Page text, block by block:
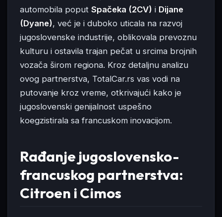
automobila poput Spačeka (2CV) i Dijane
(Dyane), već je i duboko uticala na razvoj
jugoslovenske industrije, oblikovala prevoznu
kulturu i ostavila trajan pečat u srcima brojnih
vozača širom regiona. Kroz detaljnu analizu
ovog partnerstva, TotalCar.rs vas vodi na
putovanje kroz vreme, otkrivajući kako je
jugoslovenski genijalnost uspešno
koegzistirala sa francuskom inovacijom.
Rađanje jugoslovensko-
francuskog partnerstva:
Citroen i Cimos